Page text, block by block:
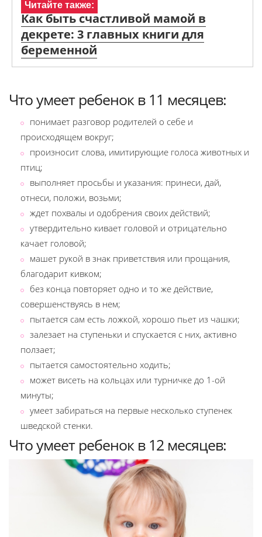
Читайте также:
Как быть счастливой мамой в
декрете: 3 главных книги для
беременной
Что умеет ребенок в 11 месяцев:
понимает разговор родителей о себе и
происходящем вокруг;
произносит слова, имитирующие голоса животных и
птиц;
выполняет просьбы и указания: принеси, дай,
отнеси, положи, возьми;
ждет похвалы и одобрения своих действий;
утвердительно кивает головой и отрицательно
качает головой;
машет рукой в знак приветствия или прощания,
благодарит кивком;
без конца повторяет одно и то же действие,
совершенствуясь в нем;
пытается сам есть ложкой, хорошо пьет из чашки;
залезает на ступеньки и спускается с них, активно
ползает;
пытается самостоятельно ходить;
может висеть на кольцах или турничке до 1-ой
минуты;
умеет забираться на первые несколько ступенек
шведской стенки.
Что умеет ребенок в 12 месяцев: